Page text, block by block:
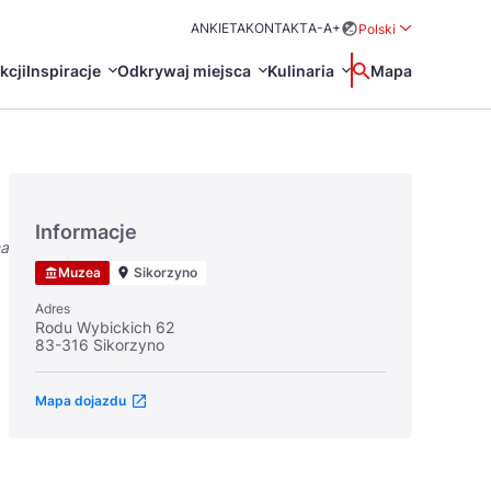
ANKIETAKONTAKTA-A+
Polski
Inspiracje Odkrywaj miejsca
Turystyczne
Kulinaria Wyszukaj
Mapa
日本語
Svenska
Informacje
Muzea Sikorzyno
Adres
Rodu Wybickich 62
83-316 Sikorzyno
Mapa dojazdu